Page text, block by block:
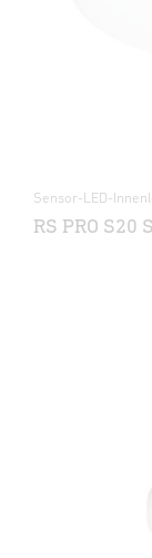
Sensor-LED-
RS PRO S20